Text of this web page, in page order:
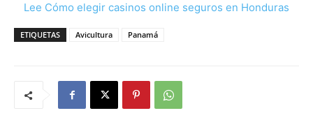
Lee Cómo elegir casinos online seguros en Honduras
ETIQUETAS Avicultura Panamá